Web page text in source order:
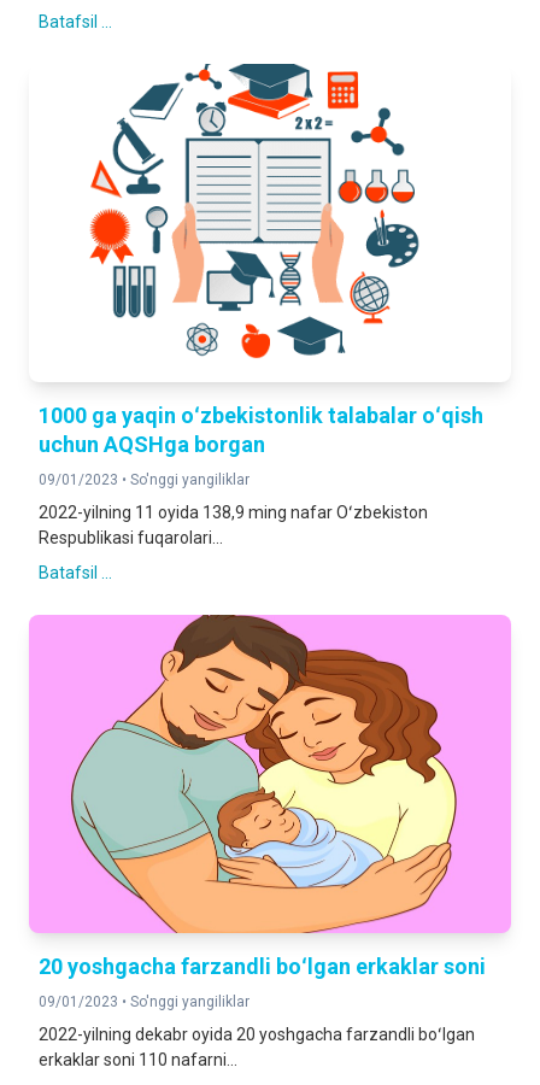
Batafsil ...
1000 ga yaqin oʻzbekistonlik talabalar oʻqish
uchun AQSHga borgan
09/01/2023 • So'nggi yangiliklar
2022-yilning 11 oyida 138,9 ming nafar Oʻzbekiston
Respublikasi fuqarolari...
Batafsil ...
20 yoshgacha farzandli boʻlgan erkaklar soni
09/01/2023 • So'nggi yangiliklar
2022-yilning dekabr oyida 20 yoshgacha farzandli boʻlgan
erkaklar soni 110 nafarni...